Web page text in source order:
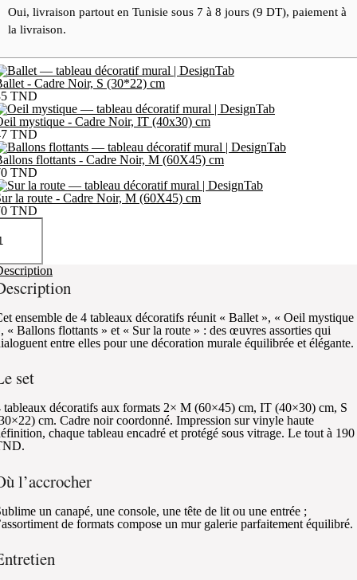
Oui, livraison partout en Tunisie sous 7 à 8 jours (9 DT), paiement à
la livraison.
- Cadre Noir, S (30*22) cm
TND
mystique - Cadre Noir, IT (40x30) cm
TND
flottants - Cadre Noir, M (60X45) cm
TND
la route - Cadre Noir, M (60X45) cm
TND
ensemble de 4 tableaux décoratifs réunit « Ballet », « Oeil mystique
« Ballons flottants » et « Sur la route » : des œuvres assorties qui
entre elles pour une décoration murale équilibrée et élégante.
set
tableaux décoratifs aux formats 2× M (60×45) cm, IT (40×30) cm, S
cm. Cadre noir coordonné. Impression sur vinyle haute
chaque tableau encadré et protégé sous vitrage. Le tout à 190
l’accrocher
un canapé, une console, une tête de lit ou une entrée ;
de formats compose un mur galerie parfaitement équilibré.